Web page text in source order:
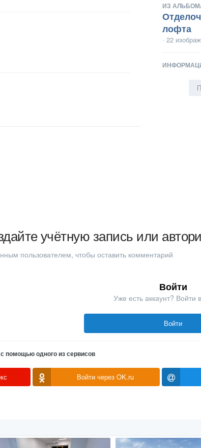
ИЗ
лофта
· 22
учётную запись или
пользователем, чтобы оставить комментарий
Войти
Уже есть аккаунт? Войти
Войти
помощью одного из сервисов
Войти через OK.ru